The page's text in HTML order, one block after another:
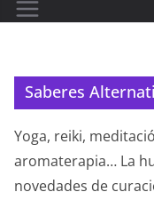
Saberes
Yoga, reiki,
aromaterapia… La
novedades de